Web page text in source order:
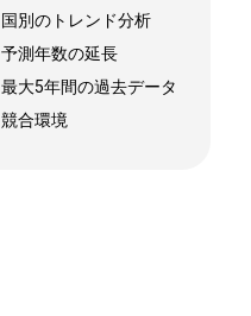
国別のトレンド分析
予測年数の延長
最大5年間の過去データ
競合環境